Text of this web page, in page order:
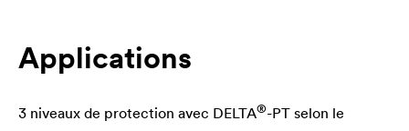
Applications
3 niveaux de protection avec DELTA®-PT selon le